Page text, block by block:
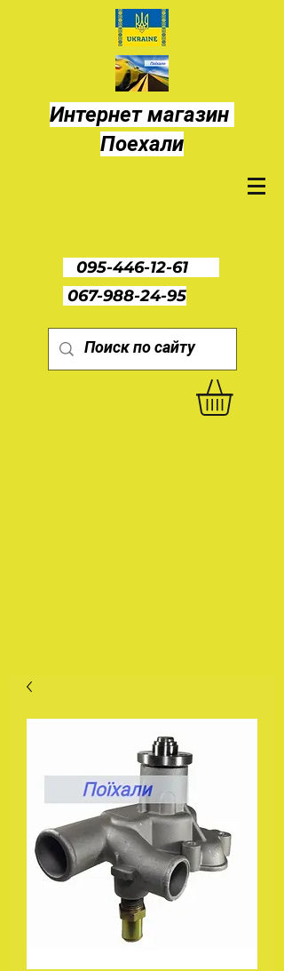
Интернет магазин
Поехали
095-446-12-61
067-988-24-95